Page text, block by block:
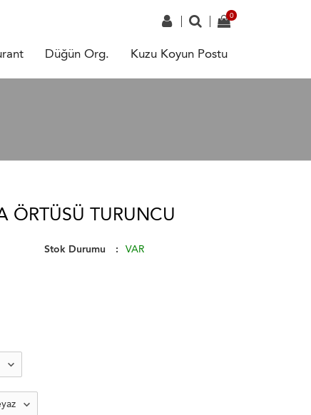
Düğün Org. Kuzu Koyun Postu
ÖRTÜSÜ TURUNCU
Stok Durumu VAR